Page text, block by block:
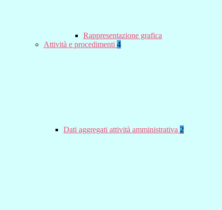
Rappresentazione grafica
Attività e procedimenti 4
Dati aggregati attività amministrativa 2